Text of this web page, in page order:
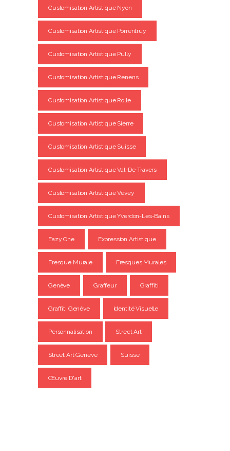
Customisation Artistique Nyon
Customisation Artistique Porrentruy
Customisation Artistique Pully
Customisation Artistique Renens
Customisation Artistique Rolle
Customisation Artistique Sierre
Customisation Artistique Suisse
Customisation Artistique Val-De-Travers
Customisation Artistique Vevey
Customisation Artistique Yverdon-Les-Bains
Eazy One Expression Artistique
Fresque Murale Fresques Murales
Genève Graffeur Graffiti
Graffiti Genève Identité Visuelle
Personnalisation Street Art
Street Art Genève Suisse
Œuvre D'art